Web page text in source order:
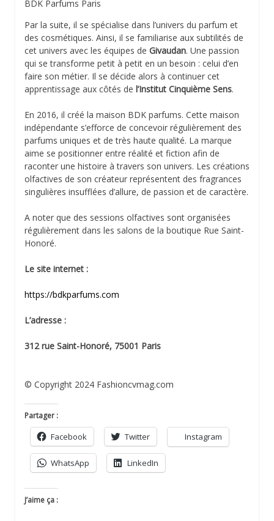
BDK Parfums Paris
Par la suite, il se spécialise dans l’univers du parfum et
des cosmétiques. Ainsi, il se familiarise aux subtilités de
cet univers avec les équipes de Givaudan. Une passion
qui se transforme petit à petit en un besoin : celui d’en
faire son métier. Il se décide alors à continuer cet
apprentissage aux côtés de l’Institut Cinquième Sens.
En 2016, il créé la maison BDK parfums. Cette maison
indépendante s’efforce de concevoir régulièrement des
parfums uniques et de très haute qualité. La marque
aime se positionner entre réalité et fiction afin de
raconter une histoire à travers son univers. Les créations
olfactives de son créateur représentent des fragrances
singulières insufflées d’allure, de passion et de caractère.
A noter que des sessions olfactives sont organisées
régulièrement dans les salons de la boutique Rue Saint-
Honoré.
Le site internet :
https://bdkparfums.com
L’adresse :
312 rue Saint-Honoré, 75001 Paris
© Copyright 2024 Fashioncvmag.com
Partager :
Facebook Twitter Instagram
WhatsApp LinkedIn
J’aime ça :